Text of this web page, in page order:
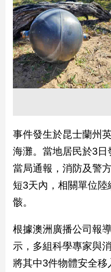
股
市
房
地
產
品
政
治
政
治
焦
品
點
民
調
國
事件發生於昆士蘭州
海灘。當地居民於3日
當局通報，消防及警
短3天內，相關單位
骸。
根據澳洲廣播公司報
示，多組科學專家與
將其中3件物體安全